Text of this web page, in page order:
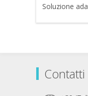
Soluzione
Contatti